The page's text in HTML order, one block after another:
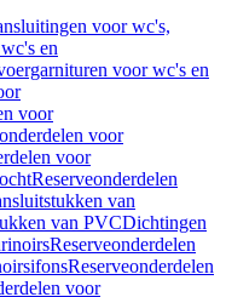
voor wc's,
en
voor wc's en
voor
voor
voor
Reserveonderdelen
van
van PVCDichtingen
Reserveonderdelen
Reserveonderdelen
voor